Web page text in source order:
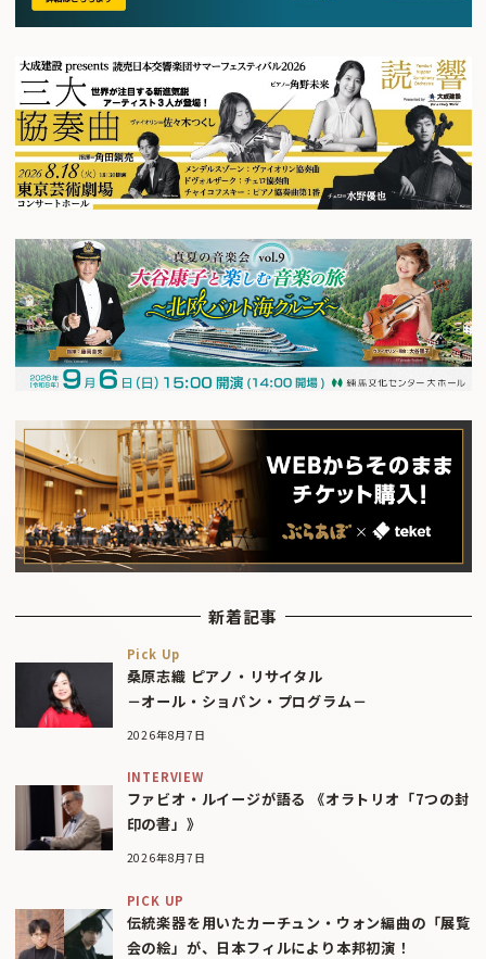
新着記事
Pick Up
桑原志織 ピアノ・リサイタル
－オール・ショパン・プログラム－
2026年8月7日
INTERVIEW
ファビオ・ルイージが語る 《オラトリオ「7つの封
印の書」》
2026年8月7日
PICK UP
伝統楽器を用いたカーチュン・ウォン編曲の「展覧
会の絵」が、日本フィルにより本邦初演！